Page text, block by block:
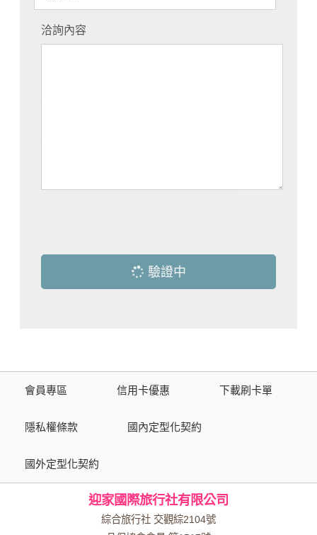
洽詢內容
驗證中
會員專區 信用卡優惠 下載刷卡單
隱私權條款 國內定型化契約
國外定型化契約
迎家國際旅行社有限公司
綜合旅行社 交觀綜2104號